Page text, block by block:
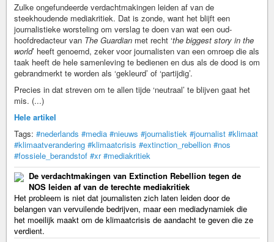
Zulke ongefundeerde verdachtmakingen leiden af van de
steekhoudende mediakritiek. Dat is zonde, want het blijft een
journalistieke worsteling om verslag te doen van wat een oud-
hoofdredacteur van The Guardian met recht ‘the biggest story in the
world’ heeft genoemd, zeker voor journalisten van een omroep die als
taak heeft de hele samenleving te bedienen en dus als de dood is om
gebrandmerkt te worden als ‘gekleurd’ of ‘partijdig’.
Precies in dat streven om te allen tijde ‘neutraal’ te blijven gaat het
mis. (...)
Hele artikel
Tags: #nederlands #media #nieuws #journalistiek #journalist #klimaat
#klimaatverandering #klimaatcrisis #extinction_rebellion #nos
#fossiele_berandstof #xr #mediakritiek
De verdachtmakingen van Extinction Rebellion tegen de
NOS leiden af van de terechte mediakritiek
Het probleem is niet dat journalisten zich laten leiden door de
belangen van vervuilende bedrijven, maar een mediadynamiek die
het moeilijk maakt om de klimaatcrisis de aandacht te geven die ze
verdient.